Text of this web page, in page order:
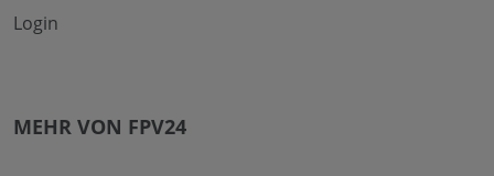
Login
MEHR VON FPV24